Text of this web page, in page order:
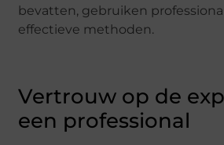
bevatten, gebruiken
effectieve methoden.
Vertrouw op de
een professional